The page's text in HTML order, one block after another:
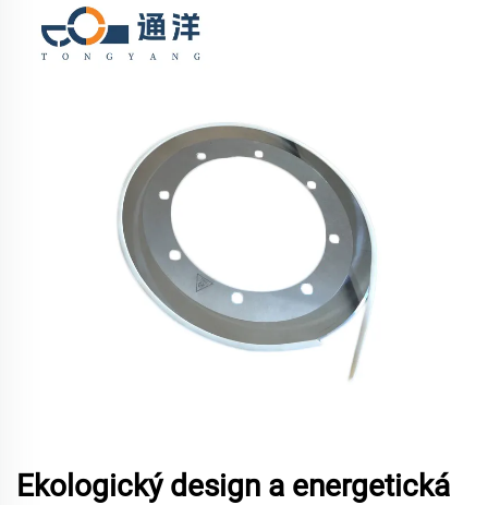
Ekologický design a energetická